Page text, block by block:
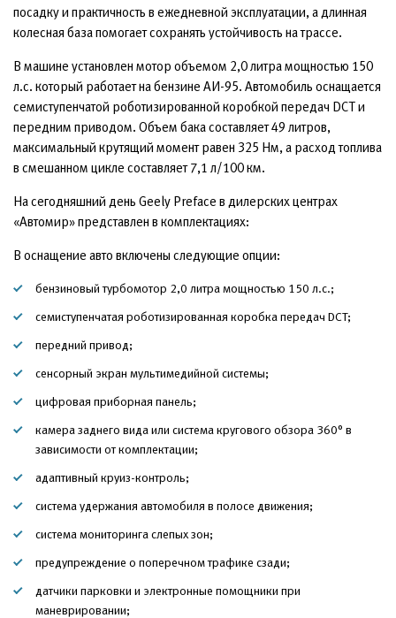
посадку и практичность в ежедневной эксплуатации, а длинная
колесная база помогает сохранять устойчивость на трассе.
В машине установлен мотор объемом 2,0 литра мощностью 150
л.с. который работает на бензине АИ-95. Автомобиль оснащается
семиступенчатой роботизированной коробкой передач DCT и
передним приводом. Объем бака составляет 49 литров,
максимальный крутящий момент равен 325 Нм, а расход топлива
в смешанном цикле составляет 7,1 л/100 км.
На сегодняшний день Geely Preface в дилерских центрах
«Автомир» представлен в комплектациях:
В оснащение авто включены следующие опции:
бензиновый турбомотор 2,0 литра мощностью 150 л.с.;
семиступенчатая роботизированная коробка передач DCT;
передний привод;
сенсорный экран мультимедийной системы;
цифровая приборная панель;
камера заднего вида или система кругового обзора 360° в
зависимости от комплектации;
адаптивный круиз-контроль;
система удержания автомобиля в полосе движения;
система мониторинга слепых зон;
предупреждение о поперечном трафике сзади;
датчики парковки и электронные помощники при
маневрировании;